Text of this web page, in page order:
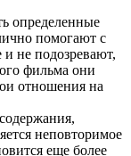
определенные
помогают с
не подозревают,
фильма они
отношения на
неповторимое
еще более